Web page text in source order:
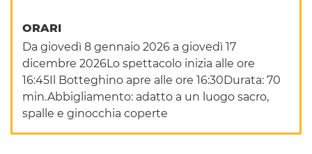
ORARI
Da giovedì 8 gennaio 2026 a giovedì 17
dicembre 2026Lo spettacolo inizia alle ore
16:45Il Botteghino apre alle ore 16:30Durata: 70
min.Abbigliamento: adatto a un luogo sacro,
spalle e ginocchia coperte